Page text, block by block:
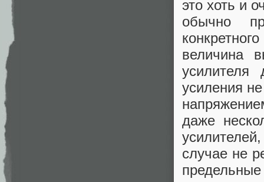
это хоть и
обычно
величина
усиления
даже
случае не